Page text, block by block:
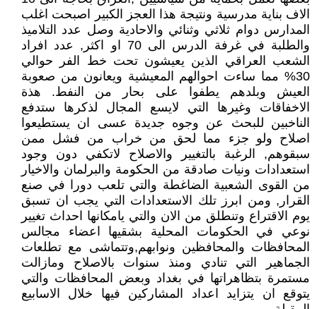
الاف بناية مدرسية ونتيجة هذا العجز الكبير اصبحت اغلب
المدارس دوام ثلاثي وثنائي والاحادية وصل عدد التلاميذ
والطلبة في غرفة الدرس الى 70 او اكثر, عدد افراد
الشعب العراقي الذين يعيشون تحت خط الفر حوالي
30% مما ساءت احوالهم المعيشية ويعانون من صعوبة
العيش وبلدهم يطفوا على بحار من النفط. هذة
الاخفاقات وغيرها التي لايسع المجال لذكرها ستدفع
الناخبين للبحث عن وجوه جديدة عسى ان يستطيعوا
اصلاح ولو جزء مما لحق من خراب من فشل ممن
سبقوهم, الرغبة بالتغيير والاصلاح لاتكفي دون وجود
استعدادات ونيات صادقة من الحكومة والبرلمان والاخيار
من القوى الشعبية الضاغطة والتي تلعب دورا في صنع
القرار, ومن ابرز تلك الاستعدادات التي يجب ان تسبق
يوم الاقتراع وتنطلق من الان والتي يامكانها احداث تغيير
نوعي في الحكومات المحلية بشقيها اعضاء مجالس
المحافظات والمحافظين ونوابهم,وتتماشى مع تطلعات
الجماهير التي تنادي ومنذ سنوات بالاصلاح ومازالت
مستمرة بتظاهراتها في بغداد وبعض المحافظات والتي
يتوقع ان يتزايد اعداد المشاركين فيها خلال الاسابيع